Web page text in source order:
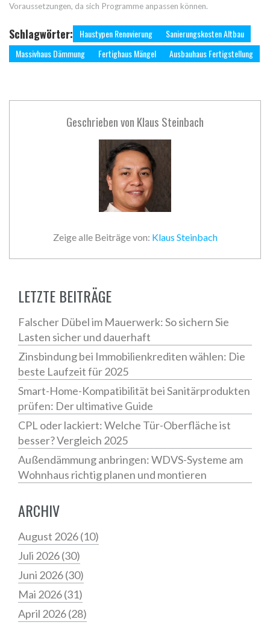
Voraussetzungen, da sich Programme anpassen können.
Schlagwörter: Haustypen Renovierung
Sanierungskosten Altbau
Massivhaus Dämmung
Fertighaus Mängel Ausbauhaus Fertigstellung
Geschrieben von Klaus Steinbach
Zeige alle Beiträge von: Klaus Steinbach
LETZTE BEITRÄGE
Falscher Dübel im Mauerwerk: So sichern Sie
Lasten sicher und dauerhaft
Zinsbindung bei Immobilienkrediten wählen: Die
beste Laufzeit für 2025
Smart-Home-Kompatibilität bei Sanitärprodukten
prüfen: Der ultimative Guide
CPL oder lackiert: Welche Tür-Oberfläche ist
besser? Vergleich 2025
Außendämmung anbringen: WDVS-Systeme am
Wohnhaus richtig planen und montieren
ARCHIV
August 2026(10)
Juli 2026(30)
Juni 2026(30)
Mai 2026(31)
April 2026(28)